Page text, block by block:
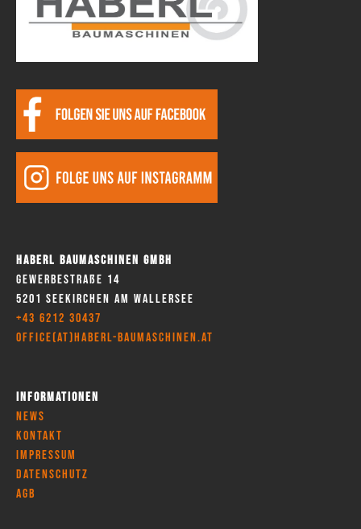
Haberl Baumaschinen GmbH
Gewerbestraße 14
5201 Seekirchen am Wallersee
+43 6212 30437
office(at)haberl-baumaschinen.at
Informationen
News
Kontakt
Impressum
Datenschutz
AGB